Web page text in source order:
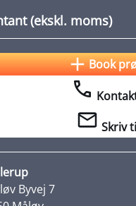
(ekskl. moms)
Book
Skriv
Byvej 7